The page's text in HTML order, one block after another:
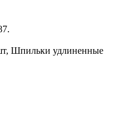
Шпильки удлиненные